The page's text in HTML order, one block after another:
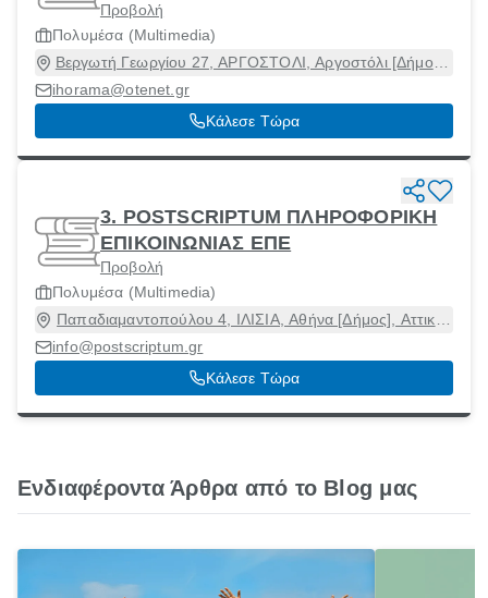
Προβολή
Πολυμέσα (Multimedia)
Βεργωτή Γεωργίου 27, ΑΡΓΟΣΤΟΛΙ, Αργοστόλι [Δήμος],
Κεφαλληνία, 28100
ihorama@otenet.gr
Κάλεσε Τώρα
3. POSTSCRIPTUM ΠΛΗΡΟΦΟΡΙΚΗ
ΕΠΙΚΟΙΝΩΝΙΑΣ ΕΠΕ
Προβολή
Πολυμέσα (Multimedia)
Παπαδιαμαντοπούλου 4, ΙΛΙΣΙΑ, Αθήνα [Δήμος], Αττική,
info@postscriptum.gr
Κάλεσε Τώρα
Ενδιαφέροντα Άρθρα από το Blog μας